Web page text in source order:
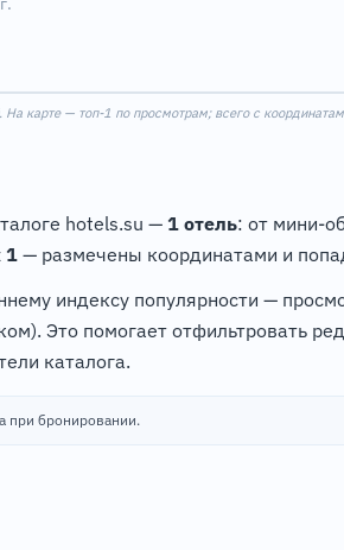
1
На карте — топ-1 по просмотрам; всего с
hotels.su — 1 отель: от мини-
1 — размечены координатами и
индексу популярности —
Это помогает отфильтровать
каталога.
при бронировании.